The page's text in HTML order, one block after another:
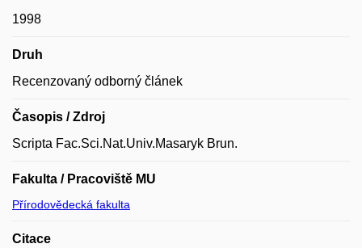
1998
Druh
Recenzovaný odborný článek
Časopis / Zdroj
Scripta Fac.Sci.Nat.Univ.Masaryk Brun.
Fakulta / Pracoviště MU
Přírodovědecká fakulta
Citace